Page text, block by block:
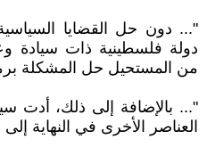
"... دون حل القضايا
دولة فلسطينية ذات سيادة
من المستحيل حل المشكلة
"... بالإضافة إلى ذلك، أدت
العناصر الأخرى في النهاية